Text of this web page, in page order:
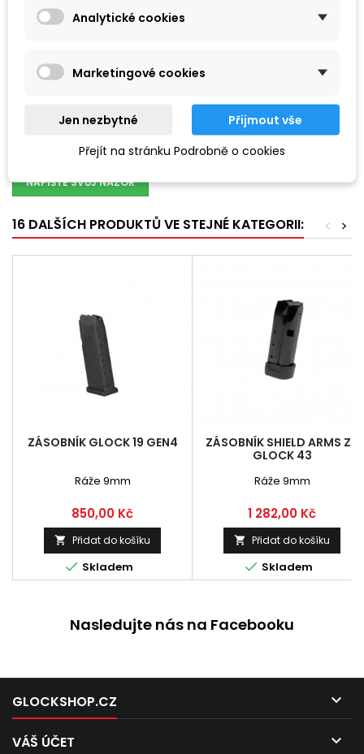
Oranžový podavač.
Buďte první a napište svůj názor !
NAPIŠTE SVŮJ NÁZOR
16 DALŠÍCH PRODUKTŮ VE STEJNÉ KATEGORII: >
<
ZÁSOBNÍK GLOCK 19 GEN4
Ráže 9mm
Cena
850,00 Kč
 Přidat do košíku
 Skladem
ZÁSOBNÍK SHIELD ARMS Z9
GLOCK 43
Ráže 9mm
Cena
1 282,00 Kč
 Přidat do košíku
 Skladem
Nasledujte nás na Facebooku
GLOCKSHOP.CZ 
VÁŠ ÚČET 
Analytické cookies
Marketingové cookies
Jen nezbytné
Přijmout vše
Přejít na stránku Podrobně o cookies